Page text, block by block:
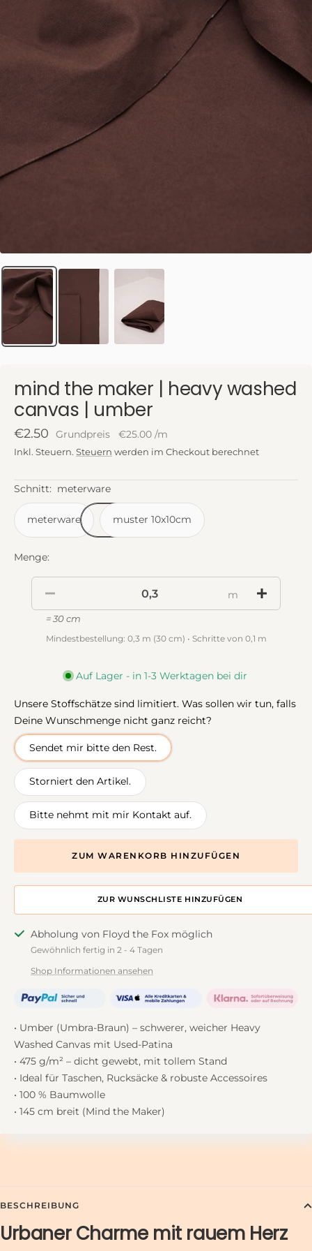
mind the maker | heavy washed
canvas | umber
Angebotspreis
€2.50 Grundpreis €25.00 /m
Inkl. Steuern. Steuern werden im Checkout berechnet
Schnitt: meterware
meterware muster 10x10cm
Menge:
m
= 30 cm
Mindestbestellung: 0,3 m (30 cm) • Schritte von 0,1 m
Auf Lager - in 1-3 Werktagen bei dir
Unsere Stoffschätze sind limitiert. Was sollen wir tun, falls
Deine Wunschmenge nicht ganz reicht?
Sendet mir bitte den Rest.
Storniert den Artikel.
Bitte nehmt mit mir Kontakt auf.
ZUM WARENKORB HINZUFÜGEN
ZUR DESIGNWALL HINZUFÜGEN
Abholung von Floyd the Fox möglich
Gewöhnlich fertig in 2 - 4 Tagen
Shop Informationen ansehen
• Umber (Umbra-Braun) – schwerer, weicher Heavy
Washed Canvas mit Used-Patina
• 475 g/m² – dicht gewebt, mit tollem Stand
• Ideal für Taschen, Rucksäcke & robuste Accessoires
• 100 % Baumwolle
• 145 cm breit (Mind the Maker)
BESCHREIBUNG
Urbaner Charme mit rauem Herz